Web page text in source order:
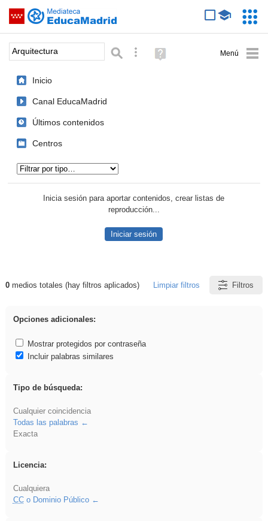
Saltar navegación
Palabra o frase: Búsqueda avanzada
Ayuda
(en
Inicio
Canal EducaMadrid
Últimos contenidos
Centros
Inicia sesión para aportar contenidos, crear listas de
reproducción...
Iniciar sesión
Resultados de: Arquitectura
0medios totales (hay filtros aplicados) Limpiar filtros Filtros
Opciones adicionales:
Mostrar protegidos por contraseña
Incluir palabras similares
Tipo de búsqueda:
Cualquier coincidencia
Todas las palabras
Exacta
Licencia:
Cualquiera
CCo Dominio Público